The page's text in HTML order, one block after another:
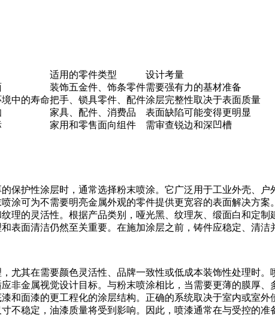
适用的零件类型
设计考量
装饰五金件、饰条零件需要强有力的基材准备
中的寿命把手、锁具零件、配件涂层完整性取决于表面质量
家具、配件、消费品
表面缺陷可能变得更明显
家用和零售面向组件 需审查锐边和深凹槽
保护性涂层时，通常选择粉末喷涂。它广泛用于工业外壳、
涂可为不需要明亮金属外观的零件提供更宽容的表面解决方案。
理的灵活性。根据产品类别，哑光黑、纹理灰、缎面白和定
表面清洁仍然至关重要。在施加涂层之前，铸件应稳定、清
尤其在需要颜色灵活性、品牌一致性或低成本装饰性处理时
非金属视觉设计目标。与粉末喷涂相比，当需要更薄的膜厚、
和面漆的更工程化的涂层结构。正确的系统取决于室内或室
不稳定，油漆质量将受到影响。因此，喷漆通常在与受控的准